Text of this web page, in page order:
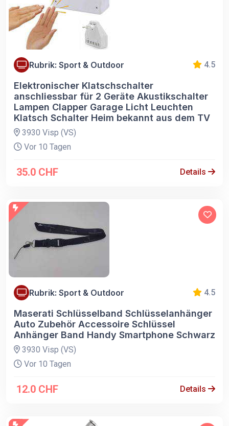
Rubrik: Sport & Outdoor 4.5
Elektronischer Klatschschalter
anschliessbar für 2 Geräte Akustikschalter
Lampen Clapper Garage Licht Leuchten
Klatsch Schalter Heim bekannt aus dem TV
3930 Visp (VS)
Vor 10 Tagen
35.0 CHF Details
Rubrik: Sport & Outdoor 4.5
Maserati Schlüsselband Schlüsselanhänger
Auto Zubehör Accessoire Schlüssel
Anhänger Band Handy Smartphone Schwarz
3930 Visp (VS)
Vor 10 Tagen
12.0 CHF Details